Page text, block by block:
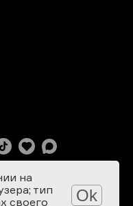
на
тип
своего
Ok